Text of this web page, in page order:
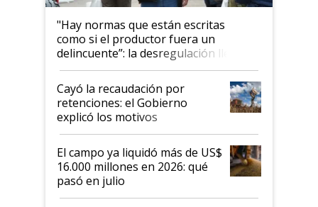
"Hay normas que están escritas
como si el productor fuera un
delincuente”: la desregulación llegó
al Congreso Aapresid y hasta se
habló del financiamiento al IPCVA
Cayó la recaudación por
retenciones: el Gobierno
explicó los motivos
El campo ya liquidó más de US$
16.000 millones en 2026: qué
pasó en julio